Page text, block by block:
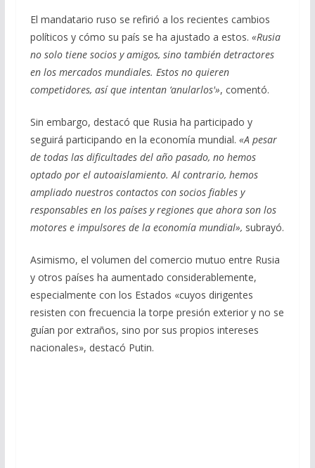
El mandatario ruso se refirió a los recientes cambios
políticos y cómo su país se ha ajustado a estos. «Rusia
no solo tiene socios y amigos, sino también detractores
en los mercados mundiales. Estos no quieren
competidores, así que intentan ‘anularlos'», comentó.
Sin embargo, destacó que Rusia ha participado y
seguirá participando en la economía mundial. «A pesar
de todas las dificultades del año pasado, no hemos
optado por el autoaislamiento. Al contrario, hemos
ampliado nuestros contactos con socios fiables y
responsables en los países y regiones que ahora son los
motores e impulsores de la economía mundial», subrayó.
Asimismo, el volumen del comercio mutuo entre Rusia
y otros países ha aumentado considerablemente,
especialmente con los Estados «cuyos dirigentes
resisten con frecuencia la torpe presión exterior y no se
guían por extraños, sino por sus propios intereses
nacionales», destacó Putin.